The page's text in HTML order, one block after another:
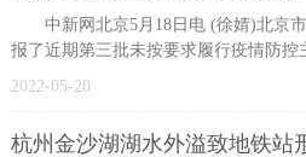
中新网北京5月18日电 (徐婧)北京市
报了近期第三批未按要求履行疫情防控
海淀、
2022-05-20
杭州金沙湖湖水外溢致地铁站